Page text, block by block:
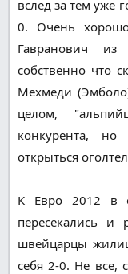
вслед за тем уже
0. Очень
Гавранович из
собственно что
Мехмеди
целом,
конкурента,
открыться
К Евро 2012 в
пересекались
швейцарцы
себя 2-0. Не все,